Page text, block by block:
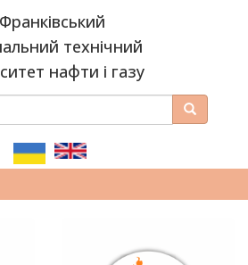
технічний
нафти і газу
Пошук